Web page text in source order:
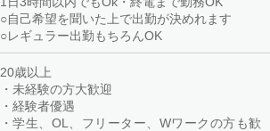
○自己希望を聞いた上で出勤が決めれます
○レギュラー出勤もちろんOK
20歳以上
・未経験の方大歓迎
・経験者優遇
・学生、OL、フリーター、Wワークの方も歓